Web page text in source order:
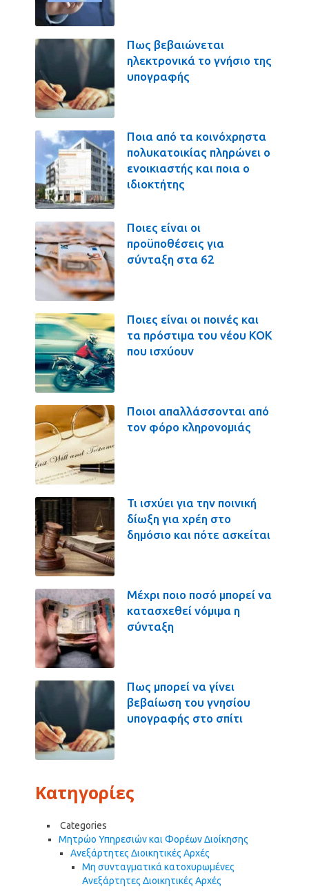
Πως βεβαιώνεται
ηλεκτρονικά το γνήσιο της
υπογραφής
Ποια από τα κοινόχρηστα
πολυκατοικίας πληρώνει ο
ενοικιαστής και ποια ο
ιδιοκτήτης
Ποιες είναι οι
προϋποθέσεις για
σύνταξη στα 62
Ποιες είναι οι ποινές και
τα πρόστιμα του νέου ΚΟΚ
που ισχύουν
Ποιοι απαλλάσσονται από
τον φόρο κληρονομιάς
Τι ισχύει για την ποινική
δίωξη για χρέη στο
δημόσιο και πότε ασκείται
Μέχρι ποιο ποσό μπορεί να
κατασχεθεί νόμιμα η
σύνταξη
Πως μπορεί να γίνει
βεβαίωση του γνησίου
υπογραφής στο σπίτι
Κατηγορίες
Categories
Μητρώο Υπηρεσιών και Φορέων Διοίκησης
Ανεξάρτητες Διοικητικές Αρχές
Μη συνταγματικά κατοχυρωμένες
Ανεξάρτητες Διοικητικές Αρχές